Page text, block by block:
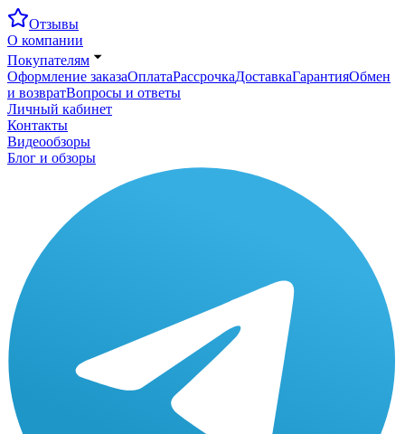
Отзывы
О компании
Покупателям
Оформление заказаОплатаРассрочкаДоставкаГарантияОбмен
и возвратВопросы и ответы
Личный кабинет
Контакты
Видеообзоры
Блог и обзоры